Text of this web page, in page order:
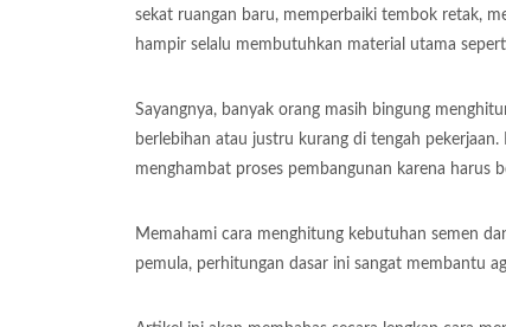
sekat ruangan baru, memperbaiki tembok retak,
hampir selalu membutuhkan material utama
Sayangnya, banyak orang masih bingung
berlebihan atau justru kurang di tengah
menghambat proses pembangunan karena harus
Memahami cara menghitung kebutuhan semen
pemula, perhitungan dasar ini sangat membantu